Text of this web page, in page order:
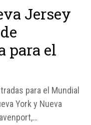
Jersey
para el
para el Mundial
York y Nueva